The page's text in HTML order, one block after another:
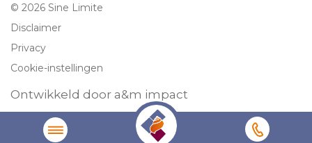
© 2026 Sine Limite
Disclaimer
Privacy
Cookie-instellingen
Ontwikkeld door a&m impact